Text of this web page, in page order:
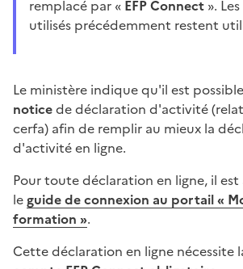
remplacé par « EFP Connect ».
utilisés précédemment restent
Le ministère indique qu'il est
noticede déclaration d'activité
cerfa) afin de remplir au mieux la
d'activité en ligne.
Pour toute déclaration en ligne, il est
le guide de connexion au portail «
formation ».
Cette déclaration en ligne nécessite